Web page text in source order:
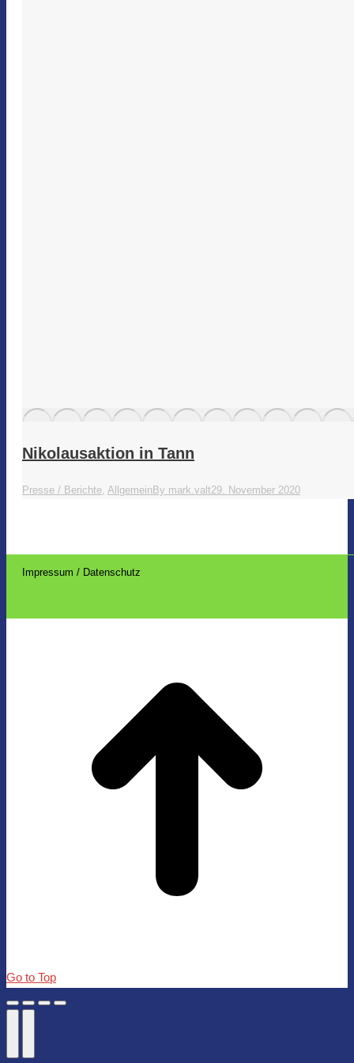
Nikolausaktion in Tann
Presse / Berichte, AllgemeinBy mark.valt29. November 2020
Impressum / Datenschutz
Go to Top